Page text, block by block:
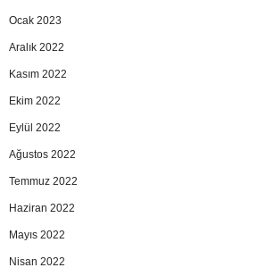
Ocak 2023
Aralık 2022
Kasım 2022
Ekim 2022
Eylül 2022
Ağustos 2022
Temmuz 2022
Haziran 2022
Mayıs 2022
Nisan 2022